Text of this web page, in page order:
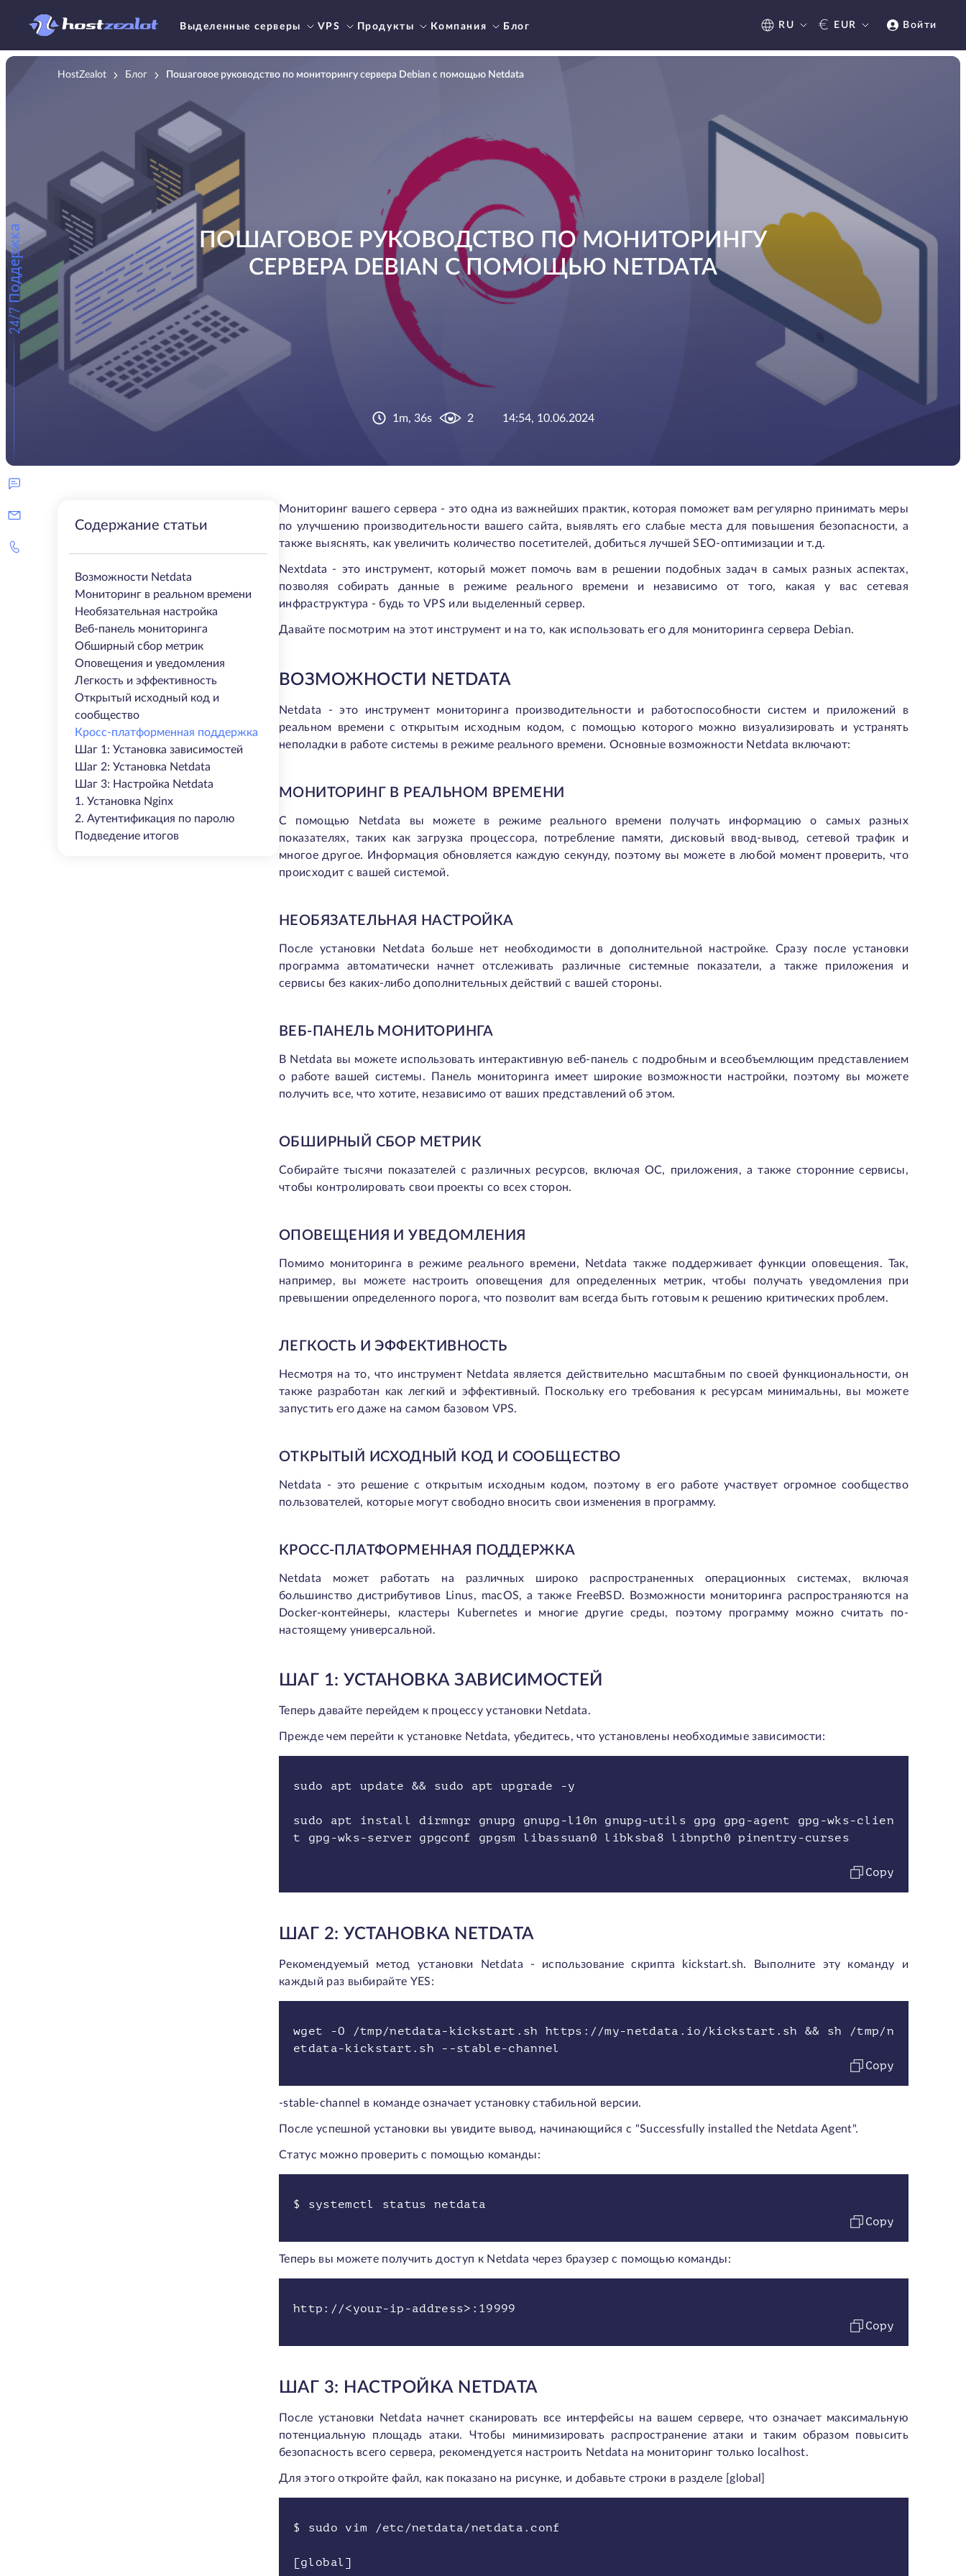
Выделенные серверы VPS Продукты Компания Блог RU € EUR Войти
24/7 Поддержка
HostZealot Блог Пошаговое руководство по мониторингу сервера Debian с помощью Netdata
ПОШАГОВОЕ РУКОВОДСТВО ПО МОНИТОРИНГУ
СЕРВЕРА DEBIAN С ПОМОЩЬЮ NETDATA
1m, 36s 2 14:54, 10.06.2024
Содержание статьи
Возможности Netdata
Мониторинг в реальном времени
Необязательная настройка
Веб-панель мониторинга
Обширный сбор метрик
Оповещения и уведомления
Легкость и эффективность
Открытый исходный код и
сообщество
Кросс-платформенная поддержка
Шаг 1: Установка зависимостей
Шаг 2: Установка Netdata
Шаг 3: Настройка Netdata
1. Установка Nginx
2. Аутентификация по паролю
Подведение итогов
Мониторинг вашего сервера - это одна из важнейших практик, которая поможет вам регулярно принимать меры
по улучшению производительности вашего сайта, выявлять его слабые места для повышения безопасности, а
также выяснять, как увеличить количество посетителей, добиться лучшей SEO-оптимизации и т.д.
Nextdata - это инструмент, который может помочь вам в решении подобных задач в самых разных аспектах,
позволяя собирать данные в режиме реального времени и независимо от того, какая у вас сетевая
инфраструктура - будь то VPS или выделенный сервер.
Давайте посмотрим на этот инструмент и на то, как использовать его для мониторинга сервера Debian.
ВОЗМОЖНОСТИ NETDATA
Netdata - это инструмент мониторинга производительности и работоспособности систем и приложений в
реальном времени с открытым исходным кодом, с помощью которого можно визуализировать и устранять
неполадки в работе системы в режиме реального времени. Основные возможности Netdata включают:
МОНИТОРИНГ В РЕАЛЬНОМ ВРЕМЕНИ
С помощью Netdata вы можете в режиме реального времени получать информацию о самых разных
показателях, таких как загрузка процессора, потребление памяти, дисковый ввод-вывод, сетевой трафик и
многое другое. Информация обновляется каждую секунду, поэтому вы можете в любой момент проверить, что
происходит с вашей системой.
НЕОБЯЗАТЕЛЬНАЯ НАСТРОЙКА
После установки Netdata больше нет необходимости в дополнительной настройке. Сразу после установки
программа автоматически начнет отслеживать различные системные показатели, а также приложения и
сервисы без каких-либо дополнительных действий с вашей стороны.
ВЕБ-ПАНЕЛЬ МОНИТОРИНГА
В Netdata вы можете использовать интерактивную веб-панель с подробным и всеобъемлющим представлением
о работе вашей системы. Панель мониторинга имеет широкие возможности настройки, поэтому вы можете
получить все, что хотите, независимо от ваших представлений об этом.
ОБШИРНЫЙ СБОР МЕТРИК
Собирайте тысячи показателей с различных ресурсов, включая ОС, приложения, а также сторонние сервисы,
чтобы контролировать свои проекты со всех сторон.
ОПОВЕЩЕНИЯ И УВЕДОМЛЕНИЯ
Помимо мониторинга в режиме реального времени, Netdata также поддерживает функции оповещения. Так,
например, вы можете настроить оповещения для определенных метрик, чтобы получать уведомления при
превышении определенного порога, что позволит вам всегда быть готовым к решению критических проблем.
ЛЕГКОСТЬ И ЭФФЕКТИВНОСТЬ
Несмотря на то, что инструмент Netdata является действительно масштабным по своей функциональности, он
также разработан как легкий и эффективный. Поскольку его требования к ресурсам минимальны, вы можете
запустить его даже на самом базовом VPS.
ОТКРЫТЫЙ ИСХОДНЫЙ КОД И СООБЩЕСТВО
Netdata - это решение с открытым исходным кодом, поэтому в его работе участвует огромное сообщество
пользователей, которые могут свободно вносить свои изменения в программу.
КРОСС-ПЛАТФОРМЕННАЯ ПОДДЕРЖКА
Netdata может работать на различных широко распространенных операционных системах, включая
большинство дистрибутивов Linus, macOS, а также FreeBSD. Возможности мониторинга распространяются на
Docker-контейнеры, кластеры Kubernetes и многие другие среды, поэтому программу можно считать по-
настоящему универсальной.
ШАГ 1: УСТАНОВКА ЗАВИСИМОСТЕЙ
Теперь давайте перейдем к процессу установки Netdata.
Прежде чем перейти к установке Netdata, убедитесь, что установлены необходимые зависимости:
sudo apt update && sudo apt upgrade -y
sudo apt install dirmngr gnupg gnupg-l10n gnupg-utils gpg gpg-agent gpg-wks-clien
t gpg-wks-server gpgconf gpgsm libassuan0 libksba8 libnpth0 pinentry-curses
Copy
ШАГ 2: УСТАНОВКА NETDATA
Рекомендуемый метод установки Netdata - использование скрипта kickstart.sh. Выполните эту команду и
каждый раз выбирайте YES:
wget -O /tmp/netdata-kickstart.sh https://my-netdata.io/kickstart.sh && sh /tmp/n
etdata-kickstart.sh --stable-channel
Copy
-stable-channel в команде означает установку стабильной версии.
После успешной установки вы увидите вывод, начинающийся с "Successfully installed the Netdata Agent".
Статус можно проверить с помощью команды:
$ systemctl status netdata
Copy
Теперь вы можете получить доступ к Netdata через браузер с помощью команды:
http://<your-ip-address>:19999
Copy
ШАГ 3: НАСТРОЙКА NETDATA
После установки Netdata начнет сканировать все интерфейсы на вашем сервере, что означает максимальную
потенциальную площадь атаки. Чтобы минимизировать распространение атаки и таким образом повысить
безопасность всего сервера, рекомендуется настроить Netdata на мониторинг только localhost.
Для этого откройте файл, как показано на рисунке, и добавьте строки в разделе [global]
$ sudo vim /etc/netdata/netdata.conf
[global]